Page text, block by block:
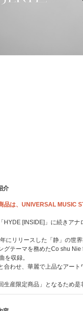
介
品は、UNIVERSAL MUSIC
HYDE [INSIDE]」に続きアナ
にリリースした「静」の世
グテーマを務めたCo shu
を収録。
合わせ、華麗で上品なアート
生産限定商品」となるため